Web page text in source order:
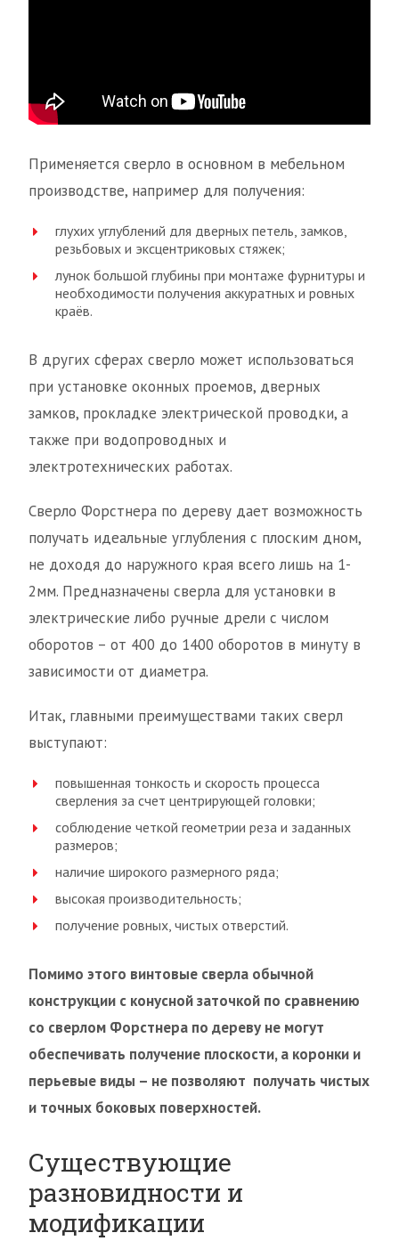
Применяется сверло в основном в мебельном
производстве, например для получения:
глухих углублений для дверных петель, замков,
резьбовых и эксцентриковых стяжек;
лунок большой глубины при монтаже фурнитуры и
необходимости получения аккуратных и ровных
краёв.
В других сферах сверло может использоваться
при установке оконных проемов, дверных
замков, прокладке электрической проводки, а
также при водопроводных и
электротехнических работах.
Сверло Форстнера по дереву дает возможность
получать идеальные углубления с плоским дном,
не доходя до наружного края всего лишь на 1-
2мм. Предназначены сверла для установки в
электрические либо ручные дрели с числом
оборотов – от 400 до 1400 оборотов в минуту в
зависимости от диаметра.
Итак, главными преимуществами таких сверл
выступают:
повышенная тонкость и скорость процесса
сверления за счет центрирующей головки;
соблюдение четкой геометрии реза и заданных
размеров;
наличие широкого размерного ряда;
высокая производительность;
получение ровных, чистых отверстий.
Помимо этого винтовые сверла обычной
конструкции с конусной заточкой по сравнению
со сверлом Форстнера по дереву не могут
обеспечивать получение плоскости, а коронки и
перьевые виды – не позволяют получать чистых
и точных боковых поверхностей.
Существующие
разновидности и
модификации